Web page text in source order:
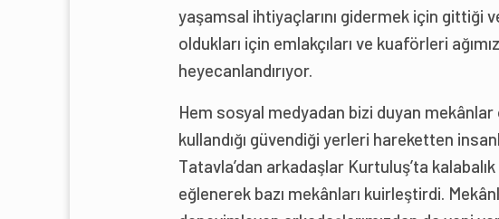
yaşamsal ihtiyaçlarını gidermek için gittiği
oldukları için emlakçıları ve kuaförleri
heyecanlandırıyor.
Hem sosyal medyadan bizi duyan mekânlar
kullandığı güvendiği yerleri hareketten
Tatavla’dan arkadaşlar Kurtuluş’ta
eğlenerek bazı mekânları kuirleştirdi.